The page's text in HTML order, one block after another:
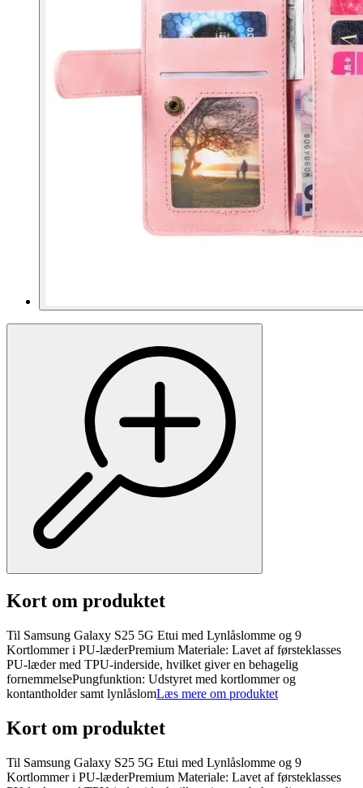
Kort om produktet
Til Samsung Galaxy S25 5G Etui med Lynlåslomme og 9
Kortlommer i PU-læderPremium Materiale: Lavet af førsteklasses
PU-læder med TPU-inderside, hvilket giver en behagelig
fornemmelsePungfunktion: Udstyret med kortlommer og
kontantholder samt lynlåslomLæs mere om produktet
Kort om produktet
Til Samsung Galaxy S25 5G Etui med Lynlåslomme og 9
Kortlommer i PU-læderPremium Materiale: Lavet af førsteklasses